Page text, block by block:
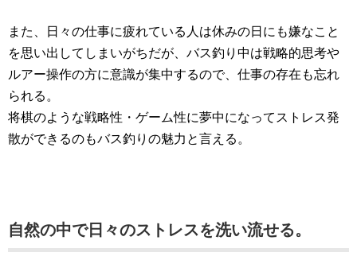
また、日々の仕事に疲れている人は休みの日にも嫌なこと
を思い出してしまいがちだが、バス釣り中は戦略的思考や
ルアー操作の方に意識が集中するので、仕事の存在も忘れ
られる。
将棋のような戦略性・ゲーム性に夢中になってストレス発
散ができるのもバス釣りの魅力と言える。
自然の中で日々のストレスを洗い流せる。